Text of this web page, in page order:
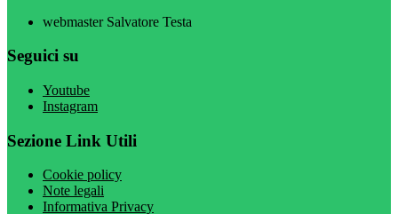
webmaster Salvatore Testa
Seguici su
Youtube
Instagram
Sezione Link Utili
Cookie policy
Note legali
Informativa Privacy